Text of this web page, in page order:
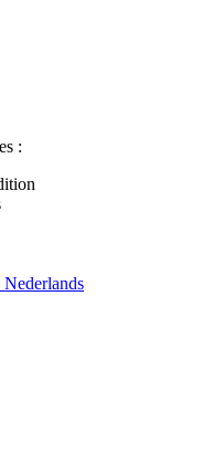
:
Nederlands